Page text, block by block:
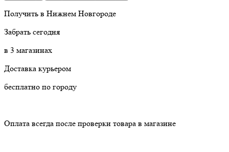
Получить в Нижнем Новгороде
Забрать сегодня
в 3 магазинах
Доставка курьером
бесплатно по городу
Оплата всегда после проверки товара в магазине